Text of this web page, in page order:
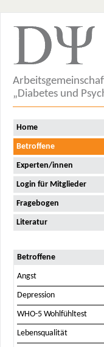
„Diabetes und
Home
Betroffene
Experten/innen
Login für Mitglieder
Fragebogen
Literatur
Betroffene
Angst
Depression
WHO-5 Wohlfühltest
Lebensqualität